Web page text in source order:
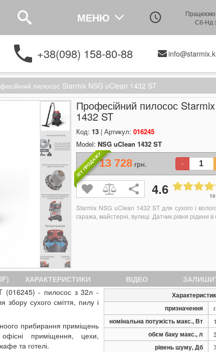
МЕНЮ
Сб-Нд
+38(098) 158-80-88
пилосос Starmix NSG uClean 1432 ST
Професійний пилосос
1432 ST
Код: 13 | Артикул: 016245
Model: NSG uClean 1432 ST
ХІТ ПРОДАЖУ13 728 грн. -
4.6 10
Starmix NSG uClean 1432 ST для сухого і
гаража, майстерні, вулиці. Датчик рівня рідини в
ХАРАКТЕРИСТИКИ ВІДЕО
призначення
номінальна потужість макс., Вт
обєм баку макс., л
рівень шуму, Дб
(016245) - пилосос з 32л -
сухого сміття, пилу і
прибирання приміщень
приміщення, цехи,
та готелі.